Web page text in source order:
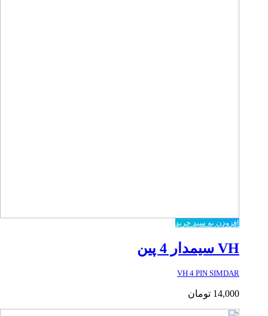
افزودن به سبد خرید
VH سیمدار 4 پین
VH 4 PIN SIMDAR
14,000 تومان